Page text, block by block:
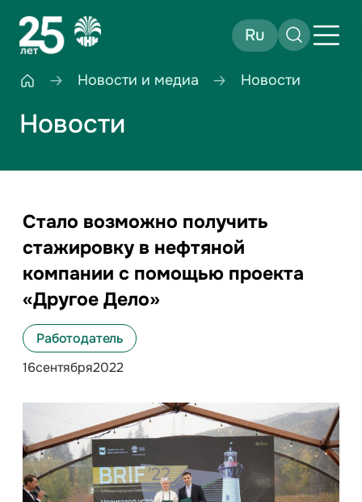
Ru
Новости и медиа Новости
Новости
Стало возможно получить
стажировку в нефтяной
компании с помощью проекта
«Другое Дело»
Работодатель
16сентября2022